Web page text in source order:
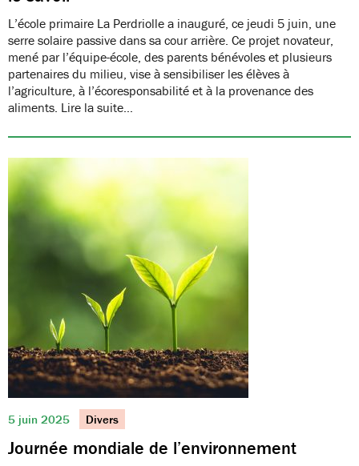
L’école primaire La Perdriolle a inauguré, ce jeudi 5 juin, une
serre solaire passive dans sa cour arrière. Ce projet novateur,
mené par l’équipe-école, des parents bénévoles et plusieurs
partenaires du milieu, vise à sensibiliser les élèves à
l’agriculture, à l’écoresponsabilité et à la provenance des
aliments. Lire la suite…
5 juin 2025 Divers
Journée mondiale de l’environnement